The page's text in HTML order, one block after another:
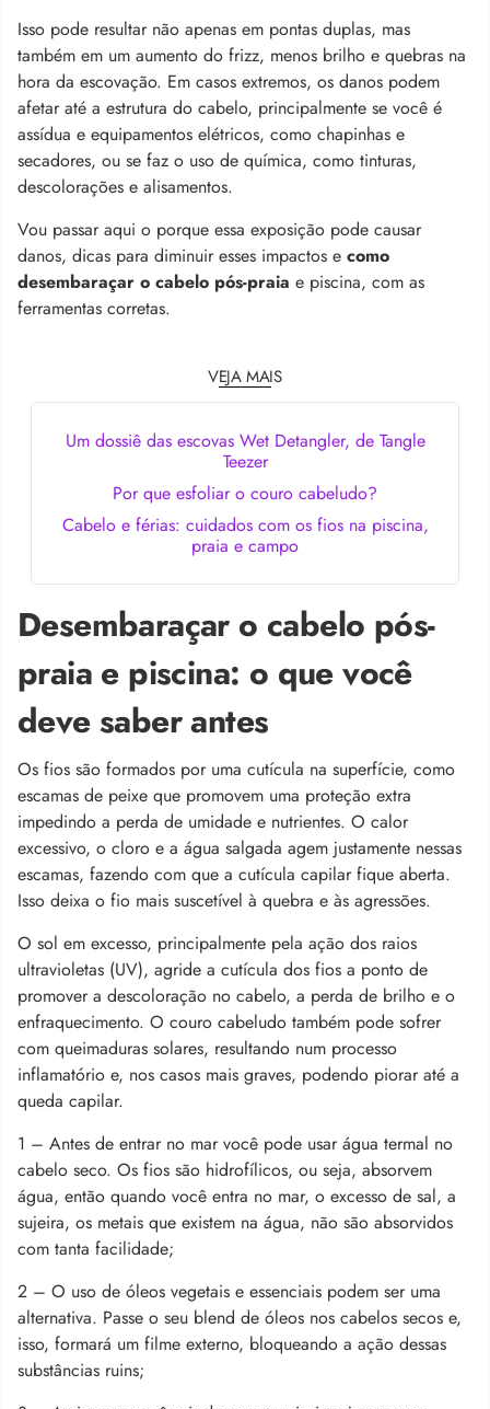
Isso pode resultar não apenas em pontas duplas, mas
também em um aumento do frizz, menos brilho e quebras na
hora da escovação. Em casos extremos, os danos podem
afetar até a estrutura do cabelo, principalmente se você é
assídua e equipamentos elétricos, como chapinhas e
secadores, ou se faz o uso de química, como tinturas,
descolorações e alisamentos.
Vou passar aqui o porque essa exposição pode causar
danos, dicas para diminuir esses impactos e como
desembaraçar o cabelo pós-praia e piscina, com as
ferramentas corretas.
VEJA MAIS
Um dossiê das escovas Wet Detangler, de Tangle
Teezer
Por que esfoliar o couro cabeludo?
Cabelo e férias: cuidados com os fios na piscina,
praia e campo
Desembaraçar o cabelo pós-
praia e piscina: o que você
deve saber antes
Os fios são formados por uma cutícula na superfície, como
escamas de peixe que promovem uma proteção extra
impedindo a perda de umidade e nutrientes. O calor
excessivo, o cloro e a água salgada agem justamente nessas
escamas, fazendo com que a cutícula capilar fique aberta.
Isso deixa o fio mais suscetível à quebra e às agressões.
O sol em excesso, principalmente pela ação dos raios
ultravioletas (UV), agride a cutícula dos fios a ponto de
promover a descoloração no cabelo, a perda de brilho e o
enfraquecimento. O couro cabeludo também pode sofrer
com queimaduras solares, resultando num processo
inflamatório e, nos casos mais graves, podendo piorar até a
queda capilar.
1 – Antes de entrar no mar você pode usar água termal no
cabelo seco. Os fios são hidrofílicos, ou seja, absorvem
água, então quando você entra no mar, o excesso de sal, a
sujeira, os metais que existem na água, não são absorvidos
com tanta facilidade;
2 – O uso de óleos vegetais e essenciais podem ser uma
alternativa. Passe o seu blend de óleos nos cabelos secos e,
isso, formará um filme externo, bloqueando a ação dessas
substâncias ruins;